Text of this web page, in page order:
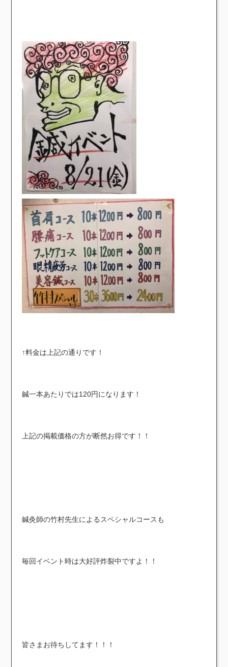
↑料金は上記の通りです！
鍼一本あたりでは120円になります！
上記の掲載価格の方が断然お得です！！
鍼灸師の竹村先生によるスペシャルコースも
毎回イベント時は大好評炸裂中ですよ！！
皆さまお待ちしてます！！！